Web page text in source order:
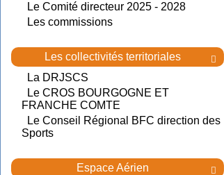
Le Comité directeur 2025 - 2028
Les commissions

Les collectivités territoriales
La DRJSCS
Le CROS BOURGOGNE ET
FRANCHE COMTE
Le Conseil Régional BFC direction des
Sports

Espace Aérien